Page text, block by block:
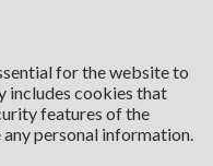
for the website to
includes cookies that
features of the
personal information.